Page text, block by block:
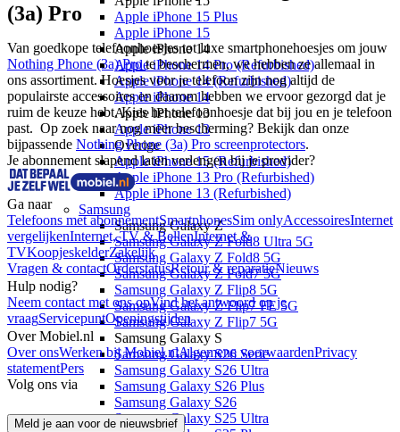
Apple iPhone 15 Plus
Apple iPhone 15
Apple iPhone 14
Apple iPhone 14 Pro (Refurbished)
Apple iPhone 14 (Refurbished)
Apple iPhone 14
Apple iPhone 13
Apple iPhone 13
Overige
Apple iPhone 15 (Refurbished)
Apple iPhone 13 Pro (Refurbished)
Apple iPhone 13 (Refurbished)
Samsung
Samsung Galaxy Z
Samsung Galaxy Z Fold8 Ultra 5G
Samsung Galaxy Z Fold8 5G
Samsung Galaxy Z Fold7 5G
Samsung Galaxy Z Flip8 5G
Samsung Galaxy Z Flip7 FE 5G
Samsung Galaxy Z Flip7 5G
Samsung Galaxy S
Samsung Galaxy S26 Serie
Samsung Galaxy S26 Ultra
Samsung Galaxy S26 Plus
Samsung Galaxy S26
Samsung Galaxy S25 Ultra
(3a) Pro
Nothing Phone (3a) Pro te beschermen, we hebben ze allemaal in
ons assortiment. Hoesjes voor je telefoon zijn nog altijd de
populairste accessoires en daarom hebben we ervoor gezorgd dat je
ruim de keuze hebt. Kies het telefoonhoesje dat bij jou en je telefoon
past.  Op zoek naar nog meer bescherming? Bekijk dan onze
bijpassende Nothing Phone (3a) Pro screenprotectors.
Je abonnement slapend laten verlengen bij je provider?
Ga naar
Telefoons met abonnementSmartphonesSim onlyAccessoiresInternet
vergelijkenInternet, TV & BellenInternet &
TVKoopjeskelderZakelijk
Vragen & contactOrderstatusRetour & reparatieNieuws
Hulp nodig?
Neem contact met ons opVind het antwoord op je
vraagServicepuntOpeningstijden
Over Mobiel.nl
Over onsWerken bij Mobiel.nlAlgemene voorwaardenPrivacy
statementPers
Volg ons via
Meld je aan voor de nieuwsbrief